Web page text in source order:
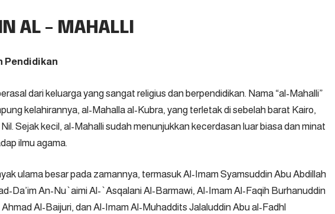
AL – MAHALLI
Pendidikan
dari keluarga yang sangat religius dan berpendidikan. Nama “al-Mahalli”
kelahirannya, al-Mahalla al-Kubra, yang terletak di sebelah barat Kairo,
Sejak kecil, al-Mahalli sudah menunjukkan kecerdasan luar biasa dan minat
ilmu agama.
ulama besar pada zamannya, termasuk Al-Imam Syamsuddin Abu Abdillah
Da’im An-Nu`aimi Al-`Asqalani Al-Barmawi, Al-Imam Al-Faqih Burhanuddin
Al-Baijuri, dan Al-Imam Al-Muhaddits Jalaluddin Abu al-Fadhl